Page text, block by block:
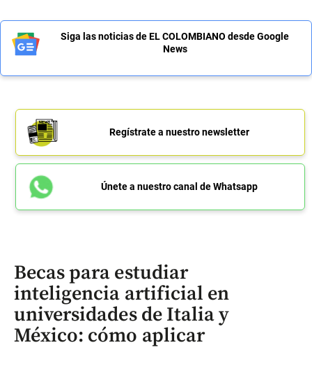
Siga las noticias de EL COLOMBIANO desde Google
News
Regístrate a nuestro newsletter
Únete a nuestro canal de Whatsapp
Becas para estudiar
inteligencia artificial en
universidades de Italia y
México: cómo aplicar